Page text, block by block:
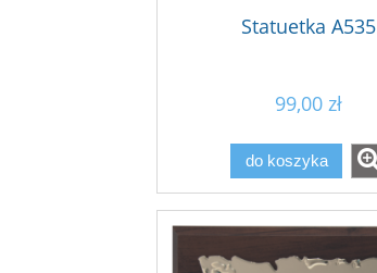
Statuetka A535
99,00 zł
do koszyka